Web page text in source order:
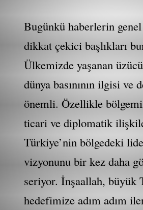
Bugünkü haberlerin
dikkat çekici başlıkları
Ülkemizde yaşanan
dünya basınının ilgisi ve
önemli. Özellikle
ticari ve diplomatik
Türkiye’nin bölgedeki
vizyonunu bir kez daha
seriyor. İnşaallah, büyük
hedefimize adım adım